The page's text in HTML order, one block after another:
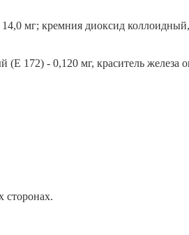
мг; кремния диоксид
172) - 0,120 мг, краситель железа
сторонах.